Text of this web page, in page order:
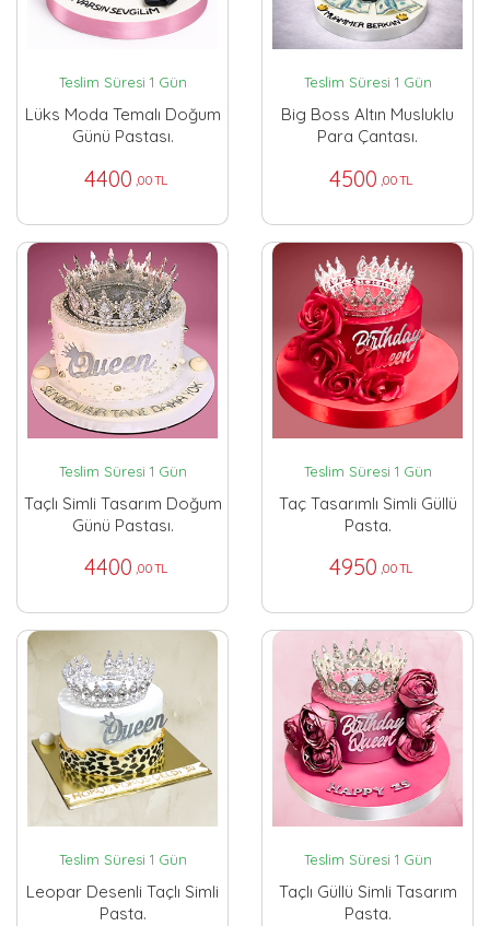
Teslim Süresi 1 Gün
Lüks Moda Temalı Doğum
Günü Pastası.
4400 ,00 TL
Teslim Süresi 1 Gün
Big Boss Altın Musluklu
Para Çantası.
4500 ,00 TL
Teslim Süresi 1 Gün
Taçlı Simli Tasarım Doğum
Günü Pastası.
4400 ,00 TL
Teslim Süresi 1 Gün
Taç Tasarımlı Simli Güllü
Pasta.
4950 ,00 TL
Teslim Süresi 1 Gün
Leopar Desenli Taçlı Simli
Pasta.
Teslim Süresi 1 Gün
Taçlı Güllü Simli Tasarım
Pasta.